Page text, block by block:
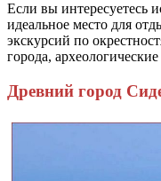
Если вы интересуетесь
идеальное место для
экскурсий по
города,
Древний город